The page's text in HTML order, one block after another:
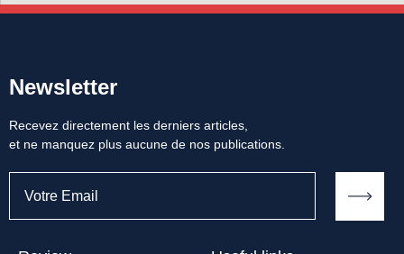
Newsletter
Recevez directement les derniers articles,
et ne manquez plus aucune de nos publications.